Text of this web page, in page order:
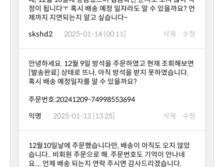
제까지 지연되는지 알고 싶습니다~
skshd2
2025-01-14 [00:11] 삭제 수정
혹시 배송 예정일자를 알 수 있을까요?
주문번호:20241209-74998553694
익명
2025-01-13 [13:25] 삭제 수정
요.... 언제 배송 되는지 연락 주시면 감사드리겠습니다.